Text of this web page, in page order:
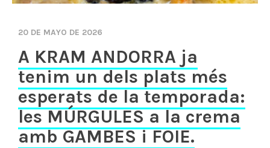
20 DE MAYO DE 2026
A KRAM ANDORRA ja
tenim un dels plats més
esperats de la temporada:
les MÚRGULES a la crema
amb GAMBES i FOIE.